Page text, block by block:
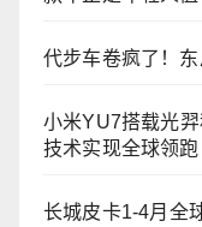
代步车卷疯了！
小米YU7搭载光
技术实现全球领跑
长城皮卡1-4月全